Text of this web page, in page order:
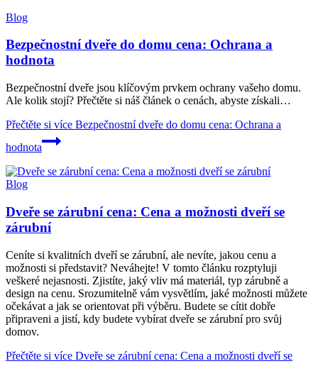
Blog
Bezpečnostní dveře do domu cena: Ochrana a
hodnota
Bezpečnostní dveře jsou klíčovým prvkem ochrany vašeho domu.
Ale kolik stojí? Přečtěte si náš článek o cenách, abyste získali…
Přečtěte si více Bezpečnostní dveře do domu cena: Ochrana a
hodnota
Blog
Dveře se zárubní cena: Cena a možnosti dveří se
zárubní
Ceníte si kvalitních dveří se zárubní, ale nevíte, jakou cenu a
možnosti si představit? Neváhejte! V tomto článku rozptyluji
veškeré nejasnosti. Zjistíte, jaký vliv má materiál, typ zárubně a
design na cenu. Srozumitelně vám vysvětlím, jaké možnosti můžete
očekávat a jak se orientovat při výběru. Budete se cítit dobře
připraveni a jistí, kdy budete vybírat dveře se zárubní pro svůj
domov.
Přečtěte si více Dveře se zárubní cena: Cena a možnosti dveří se